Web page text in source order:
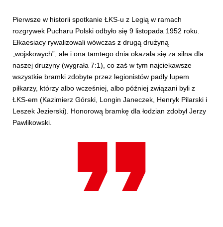
Pierwsze w historii spotkanie ŁKS-u z Legią w ramach
rozgrywek Pucharu Polski odbyło się 9 listopada 1952 roku.
Ełkaesiacy rywalizowali wówczas z drugą drużyną
„wojskowych”, ale i ona tamtego dnia okazała się za silna dla
naszej drużyny (wygrała 7:1), co zaś w tym najciekawsze
wszystkie bramki zdobyte przez legionistów padły łupem
piłkarzy, którzy albo wcześniej, albo później związani byli z
ŁKS-em (Kazimierz Górski, Longin Janeczek, Henryk Pilarski i
Leszek Jezierski). Honorową bramkę dla łodzian zdobył Jerzy
Pawlikowski.